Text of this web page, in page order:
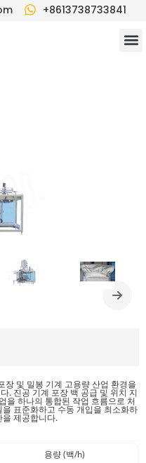
+8613738733841
장 및 밀봉 기계 고용량 산업 환경을
.진공 기계 포장 백 공급 및 위치 지
을 하나의 통합된 작업 흐름으로 처
표준화하고 수동 개입을 최소화하
제공합니다.
용량 (백/h)